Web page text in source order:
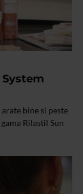
bine si peste
Rilastil Sun